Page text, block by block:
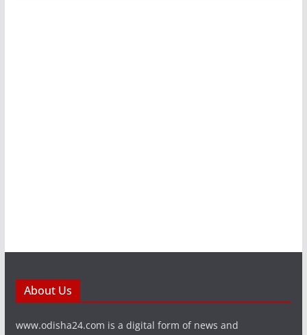
About Us
www.odisha24.com is a digital form of news and